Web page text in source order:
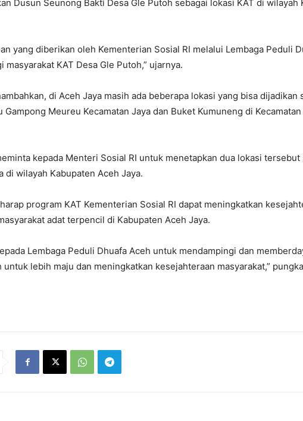
Dusun Seunong Bakti Desa Gle Putoh sebagai lokasi KAT di wilayah
yang diberikan oleh Kementerian Sosial RI melalui Lembaga Peduli
masyarakat KAT Desa Gle Putoh,” ujarnya.
di Aceh Jaya masih ada beberapa lokasi yang bisa dijadikan
Gampong Meureu Kecamatan Jaya dan Buket Kumuneng di Kecamatan
kepada Menteri Sosial RI untuk menetapkan dua lokasi tersebut
di wilayah Kabupaten Aceh Jaya.
program KAT Kementerian Sosial RI dapat meningkatkan
adat terpencil di Kabupaten Aceh Jaya.
Lembaga Peduli Dhuafa Aceh untuk mendampingi dan
untuk lebih maju dan meningkatkan kesejahteraan masyarakat,”